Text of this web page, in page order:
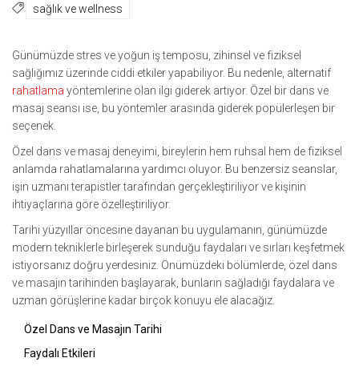
sağlık ve wellness
Günümüzde stres ve yoğun iş temposu, zihinsel ve fiziksel
sağlığımız üzerinde ciddi etkiler yapabiliyor. Bu nedenle, alternatif
rahatlama yöntemlerine olan ilgi giderek artıyor. Özel bir dans ve
masaj seansı ise, bu yöntemler arasında giderek popülerleşen bir
seçenek.
Özel dans ve masaj deneyimi, bireylerin hem ruhsal hem de fiziksel
anlamda rahatlamalarına yardımcı oluyor. Bu benzersiz seanslar,
işin uzmanı terapistler tarafından gerçekleştiriliyor ve kişinin
ihtiyaçlarına göre özelleştiriliyor.
Tarihi yüzyıllar öncesine dayanan bu uygulamanın, günümüzde
modern tekniklerle birleşerek sunduğu faydaları ve sırları keşfetmek
istiyorsanız doğru yerdesiniz. Önümüzdeki bölümlerde, özel dans
ve masajın tarihinden başlayarak, bunların sağladığı faydalara ve
uzman görüşlerine kadar birçok konuyu ele alacağız.
Özel Dans ve Masajın Tarihi
Faydalı Etkileri